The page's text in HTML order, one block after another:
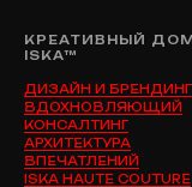
КРЕАТИВНЫЙ
ISKA™
ДИЗАЙН И БРЕНДИНГ
ВДОХНОВЛЯЮЩИЙ
КОНСАЛТИНГ
АРХИТЕКТУРА
ВПЕЧАТЛЕНИЙ
ISKA HAUTE COUTURE